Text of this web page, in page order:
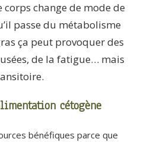
change de mode de
passe du métabolisme
ça peut provoquer des
de la fatigue… mais
cétogène
bénéfiques parce que